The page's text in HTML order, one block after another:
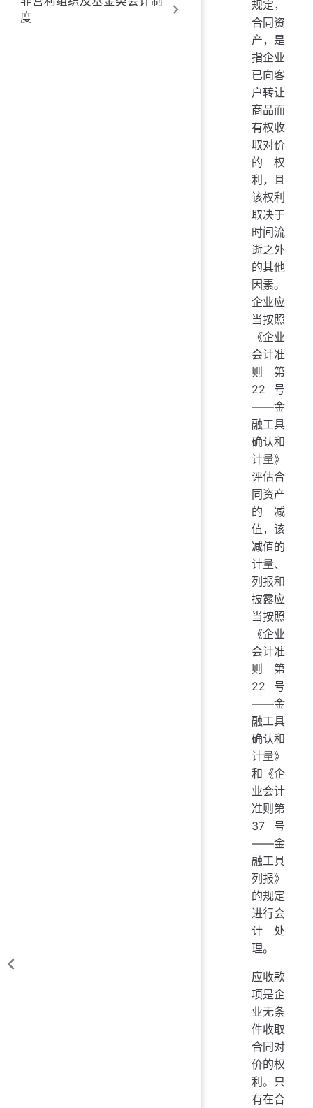
度
规定，
合同资
产，是
指企业
已向客
户转让
商品而
有权收
取对价
的权
利，且
该权利
取决于
时间流
逝之外
的其他
因素。
企业应
当按照
《企业
会计准
则第
22号
——金
融工具
确认和
计量》
评估合
同资产
的减
值，该
减值的
计量、
列报和
披露应
当按照
《企业
会计准
则第
22号
——金
融工具
确认和
计量》
和《企
业会计
准则第
37号
——金
融工具
列报》
的规定
进行会
计处
理。
应收款
项是企
业无条
件收取
合同对
价的权
利。只
有在合